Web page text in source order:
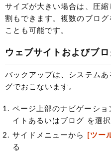
サイズが大きい場合は、圧
割もできます。複数のブロ
ことも可能です。
ウェブサイトおよびブ
バックアップは、システム
グでおこないます。
ページ上部のナビゲーショ
イトあるいはブログ を選
サイドメニューから
[ツー
る